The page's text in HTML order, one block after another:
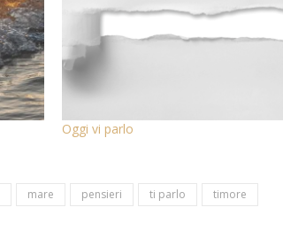
Oggi vi parlo
mare pensieri ti parlo timore